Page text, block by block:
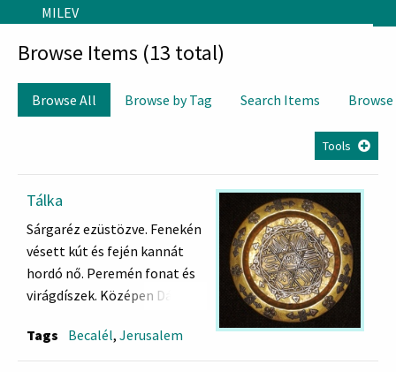
Skip to main content
MILEV
Browse Items (13 total)
Browse All Browse by Tag Search Items
Tools
Tálka
Sárgaréz ezüstözve. Fenekén
vésett kút és fején kannát
hordó nő. Peremén fonat és
virágdíszek. Középen Dávid
stilizált héber betűkkel:
אם אשכחך יחשלם תשכח
Tags Becalél, Jerusalem